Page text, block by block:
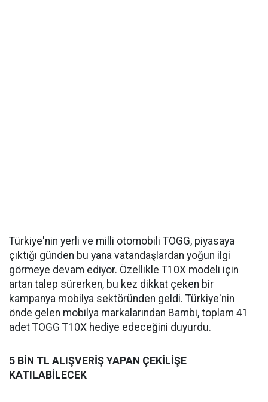
Türkiye'nin yerli ve milli otomobili TOGG, piyasaya
çıktığı günden bu yana vatandaşlardan yoğun ilgi
görmeye devam ediyor. Özellikle T10X modeli için
artan talep sürerken, bu kez dikkat çeken bir
kampanya mobilya sektöründen geldi. Türkiye'nin
önde gelen mobilya markalarından Bambi, toplam 41
adet TOGG T10X hediye edeceğini duyurdu.
5 BİN TL ALIŞVERİŞ YAPAN ÇEKİLİŞE
KATILABİLECEK